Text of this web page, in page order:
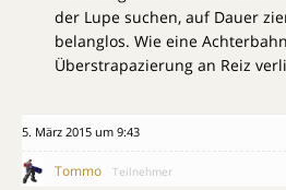
der Lupe suchen, auf Dauer
belanglos. Wie eine
Überstrapazierung an Reiz
5. März 2015 um 9:43
Tommo Teilnehmer